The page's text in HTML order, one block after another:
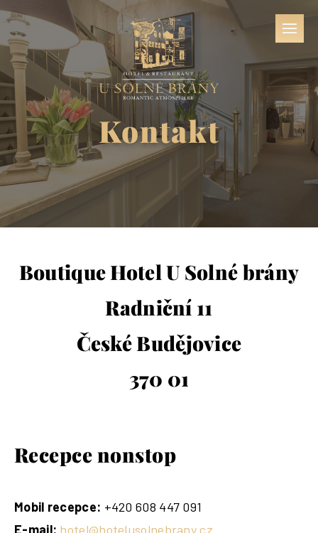
Kontakt
Boutique Hotel U Solné brány
Radniční 11
České Budějovice
370 01
Recepce nonstop
Mobil recepce: +420 608 447 091
E-mail: hotel@hotelusolnebrany.cz